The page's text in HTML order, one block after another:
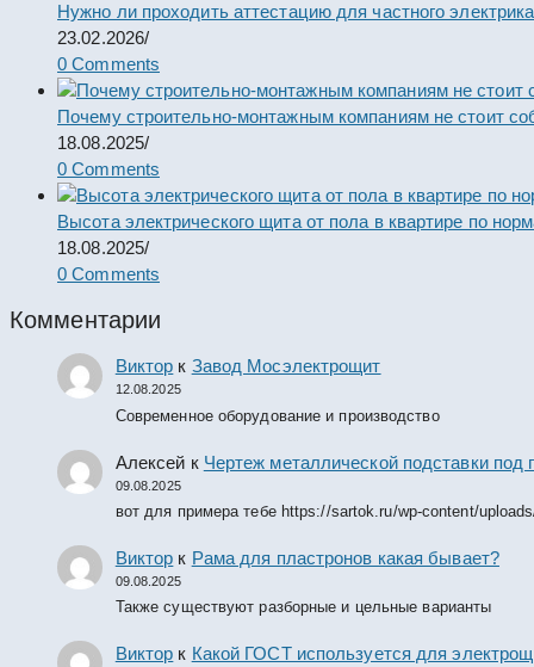
Нужно ли проходить аттестацию для частного
23.02.2026/
0 Comments
Почему строительно-монтажным компаниям не стоит
18.08.2025/
0 Comments
Высота электрического щита от пола в квартире по
18.08.2025/
0 Comments
Комментарии
Виктор к Завод Мосэлектрощит
12.08.2025
Современное оборудование и производство
Алексей к Чертеж металлической подставки
09.08.2025
вот для примера тебе https://sartok.ru/wp-content/
Виктор к Рама для пластронов какая бывает?
09.08.2025
Также существуют разборные и цельные варианты
Виктор к Какой ГОСТ используется для